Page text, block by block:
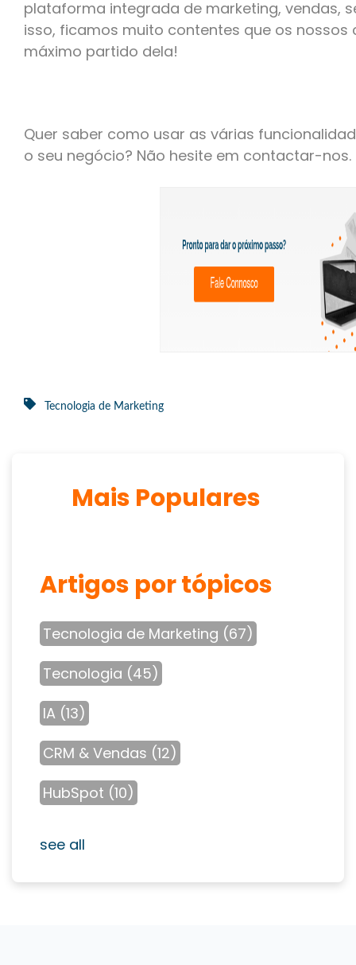
plataforma integrada de marketing, vendas,
isso, ficamos muito contentes que os nossos
máximo partido dela!
Quer saber como usar as várias
o seu negócio? Não hesite em contactar-nos.
Tecnologia de Marketing
Mais Populares
Artigos por tópicos
Tecnologia de Marketing (67)
Tecnologia (45)
IA (13)
CRM & Vendas (12)
HubSpot (10)
see all